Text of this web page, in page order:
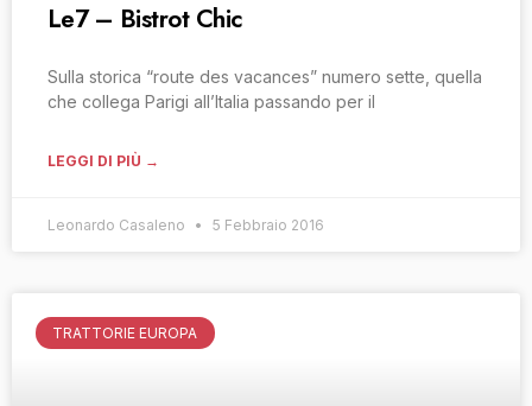
Le7 – Bistrot Chic
Sulla storica “route des vacances” numero sette, quella
che collega Parigi all’Italia passando per il
LEGGI DI PIÙ →
Leonardo Casaleno 5 Febbraio 2016
TRATTORIE EUROPA